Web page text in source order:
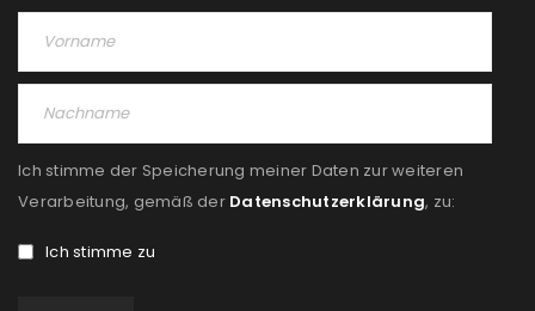
Ich stimme der Speicherung meiner Daten zur weiteren
Verarbeitung, gemäß der Datenschutzerklärung, zu:
Ich stimme zu